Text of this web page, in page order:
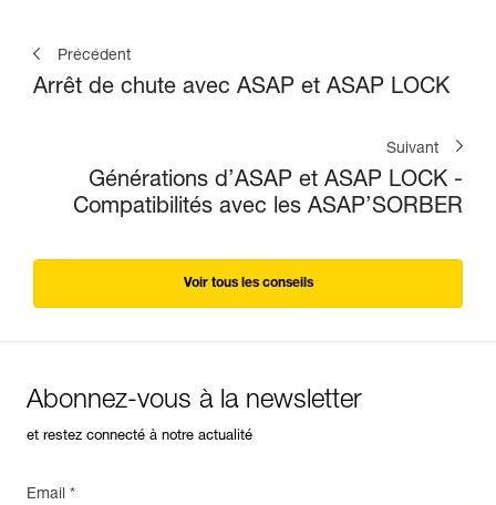
Précédent
Arrêt de chute avec ASAP et ASAP LOCK
Suivant
Générations d’ASAP et ASAP LOCK -
Compatibilités avec les ASAP’SORBER
Voir tous les conseils
Abonnez-vous à la newsletter
et restez connecté à notre actualité
Email *